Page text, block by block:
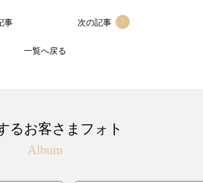
事
一覧へ戻る
次の記事
るお客さまフォト
Album